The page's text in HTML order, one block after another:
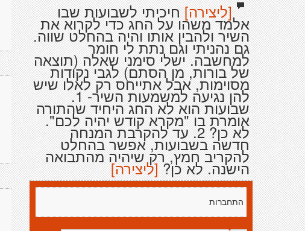
[ליצירה]חיכיתי לשבועות שבו
אלמד משהו על החג כדי לקרוא את
השיר ולהבין אותו והיה בהחלט שווה.
גם נהניתי וגם נתת לי חומר
למחשבה. ישלי סימני שאלה (תוצאה
של בורות, מן הסתם) לגבי נקודות
מסוימות, אבל אתייחס רק לאלו שיש
להן נגיעה למשמעות השיר- 1.
שבועות הוא לא החג היחיד שהתורה
אומרת בו "מקרא קודש יהיה לכם".
לא כן? 2. עד להקרבת המנחה
חדשה בשבועות, אפשר בהחלט
להקריב חמץ, רק שיהיה מהתבואה
הישנה. לא כן?[ליצירה]
התחברות